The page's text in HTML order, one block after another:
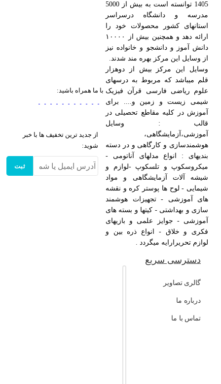
1405 توانسته است به بیش از 5000
مدرسه و دانشگاه درسراسر
استانهای کشور محصولات خود را
ارائه دهد و همچنین بیش از ۱۰۰۰۰
دانش آموز و دانشجو و خانواده نیز
از وسایل این مرکز بهره مند شدند.
وسایل این مرکز بیش از دوهزار
قلم میباشد که مربوط به درسهای
علوم ریاضی فارسی قرآن فیزیک
شیمی زیست و زمین و.... برای
آموزش در کلیه مقاطع تحصیلی در
قالب : وسایل
آموزشی،آزمایشگاهی،
هوشمندسازی و کارگاهی و در دسته
بندیهای : انواع مدلهای آناتومی -
میکروسکوپ و تلسکوپ -لوازم و
شیشه آلات آزمایشگاهی و مواد
شیمایی - لوح ها پوستر کره و نقشه
های آموزشی - تجهیزات هوشمند
سازی و بهداشتی - کیتها و بسته های
آموزشی - جوایز علمی و بازیهای
فکری و خلاق - انواع ذره بین و
لوازم تحریرارایه میگردد .
دسترسی سریع
گالری تصاویر
درباره ما
تماس با ما
با ما همراه باشید:
از جدید ترین تخفیف ها با خبر
شوید:
ثبت